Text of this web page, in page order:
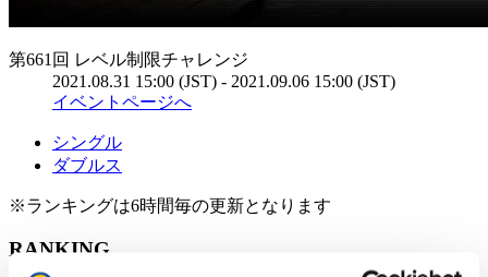
第661回 レベル制限チャレンジ
2021.08.31 15:00 (JST) - 2021.09.06 15:00 (JST)
イベントページへ
シングル
ダブルス
※ランキングは6時間毎の更新となります
RANKING